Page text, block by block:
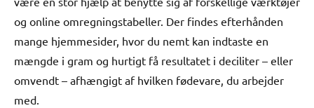
og online omregningstabeller. Der findes efterhånden
mange hjemmesider, hvor du nemt kan indtaste en
mængde i gram og hurtigt få resultatet i deciliter – eller
omvendt – afhængigt af hvilken fødevare, du arbejder
med.